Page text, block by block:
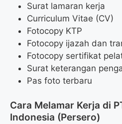
Surat lamaran kerja
Curriculum Vitae (CV)
Fotocopy KTP
Fotocopy ijazah dan
Fotocopy sertifikat
Surat keterangan
Pas foto terbaru
Cara Melamar Kerja di
Indonesia (Persero)